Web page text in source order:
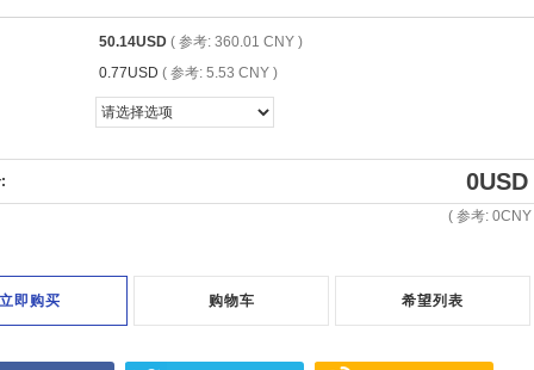
50.14USD ( 参考: 360.01 CNY )
0.77USD ( 参考: 5.53 CNY )
0USD
( 参考: 0CNY
立即购买 购物车 希望列表